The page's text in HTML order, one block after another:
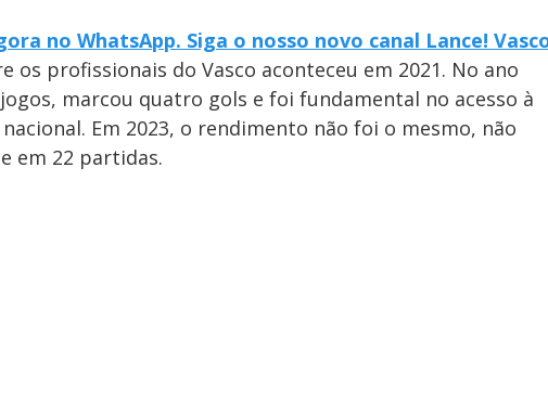
no WhatsApp. Siga o nosso novo canal Lance!
os profissionais do Vasco aconteceu em 2021. No ano
marcou quatro gols e foi fundamental no acesso à
Em 2023, o rendimento não foi o mesmo, não
em 22 partidas.